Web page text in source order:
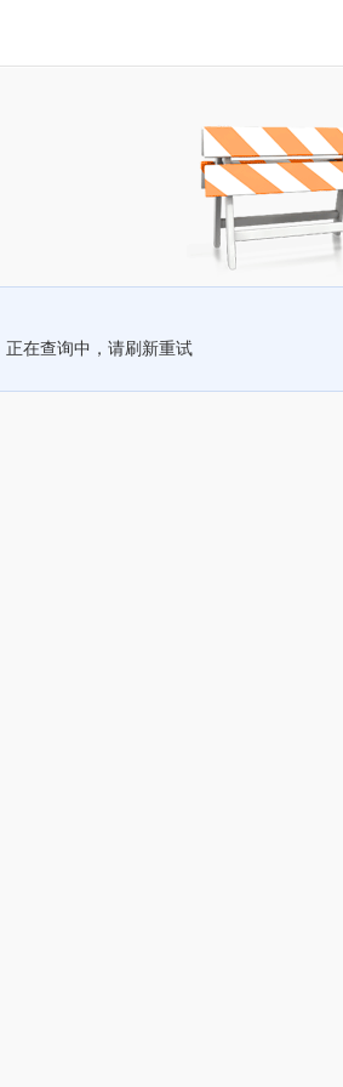
正在查询中，请刷新重试